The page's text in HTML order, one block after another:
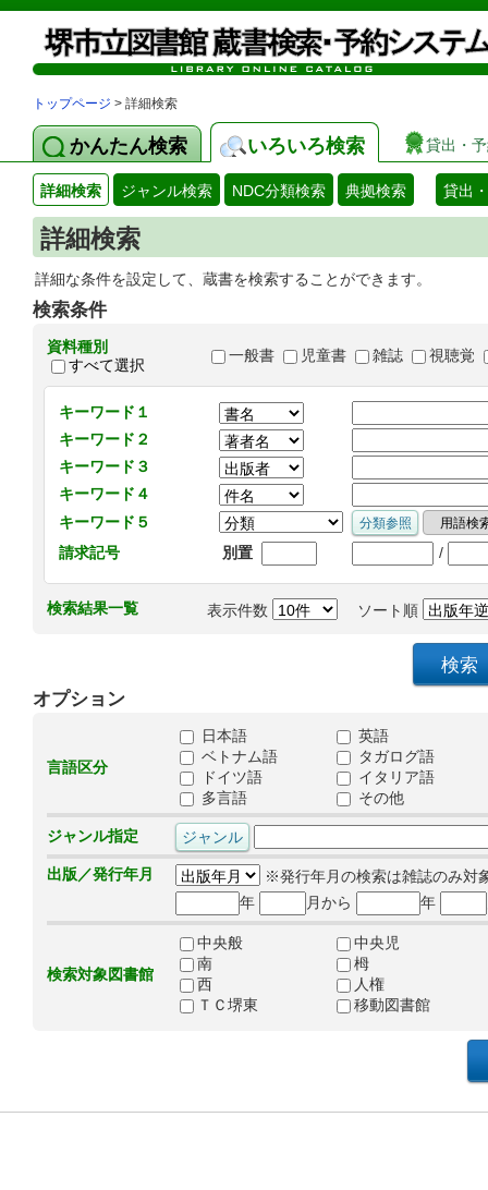
トップページ > 詳細検索
かんたん検索 いろいろ検索 貸出・
詳細検索 ジャンル検索 NDC分類検索 典拠検索 貸出
詳細検索
詳細な条件を設定して、蔵書を検索することができます。
検索条件
資料種別
すべて選択
一般書 児童書 雑誌 視聴覚
キーワード１
キーワード２
キーワード３
キーワード４
キーワード５
請求記号
別置 /
検索結果一覧 表示件数 ソート順
オプション
言語区分
日本語
英語
ベトナム語
タガログ語
ドイツ語
イタリア語
多言語
その他
ジャンル指定
出版／発行年月
※発行年月の検索は雑誌のみ対
年
月から 年
検索対象図書館
中央般
中央児
南
栂
西
人権
ＴＣ堺東
移動図書館